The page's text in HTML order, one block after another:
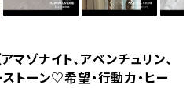
マゾナイト、アベンチュリン、
トーン♡希望・行動力・ヒー